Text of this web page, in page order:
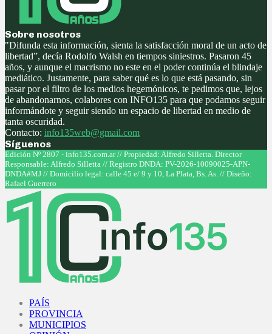
Sobre nosotros
"Difunda esta información, sienta la satisfacción moral de un acto de
libertad”, decía Rodolfo Walsh en tiempos siniestros. Pasaron 45
años, y aunque el macrismo no este en el poder continúa el blindaje
mediático. Justamente, para saber qué es lo que está pasando, sin
pasar por el filtro de los medios hegemónicos, te pedimos que, lejos
de abandonarnos, colabores con INFO135 para que podamos seguir
informándote y seguir siendo un espacio de libertad en medio de
tanta oscuridad.
Contacto: info135web@gmail.com
Síguenos
Facebook
Twitter
Instagram
Youtube
Edición Nº 2807 - info135.com.ar // Propiedad: Alfredo Silletta. Director
Responsable: Alfredo Silletta // Registro DNDA: PV-2026-10090025-APN-
DNDA#MJ // Domicilio legal: calle 45 e/ 9 y 10, La Plata, Bs. As. // Diseño:
Rafael Guerrero
PAÍS
PROVINCIA
MUNICIPIOS